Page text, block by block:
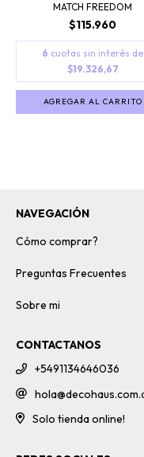
MATCH FREEDOM
$115.960
6 cuotas sin interés de
$19.326,67
AGREGAR AL CARRITO
NAVEGACIÓN
Cómo comprar?
Preguntas Frecuentes
Sobre mi
CONTACTANOS
+5491134646036
Solo tienda online!